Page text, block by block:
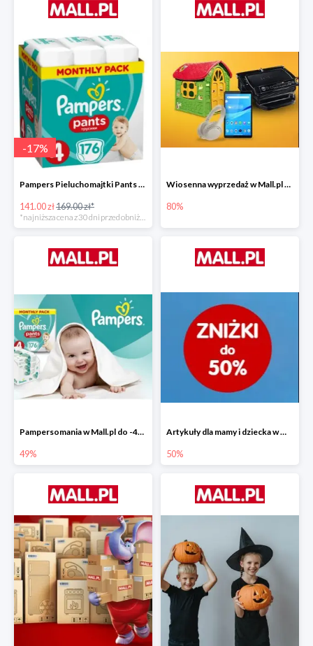
-17%
Pampers Pieluchomajtki Pants 4 (9-15 kg) 176 szt. -16%
141.00 zł169.00 zł*
Wiosenna wyprzedaż w Mall.pl do -80%
80%
Pampersomania w Mall.pl do -49%
49%
Artykuły dla mamy i dziecka w Mall.pl do -50%
50%